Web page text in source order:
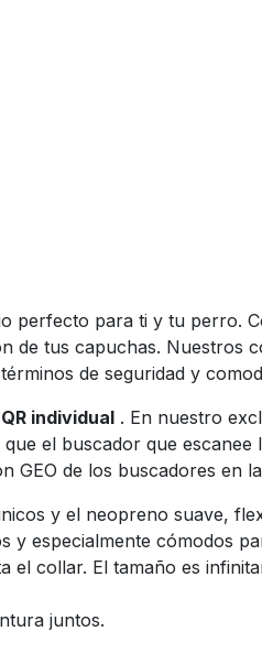
perfecto para ti y tu perro.
de tus capuchas. Nuestros
de seguridad y
individual . En nuestro
el buscador que escanee
de los buscadores en
y el neopreno suave,
y especialmente cómodos
el collar. El tamaño es
juntos.